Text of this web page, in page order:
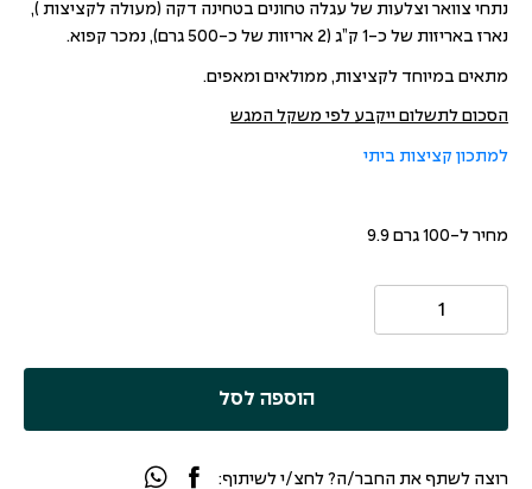
נתחי צוואר וצלעות של עגלה טחונים בטחינה דקה (מעולה לקציצות ),
נארז באריזות של כ-1 ק”ג (2 אריזות של כ-500 גרם), נמכר קפוא.
מתאים במיוחד לקציצות, ממולאים ומאפים.
הסכום לתשלום ייקבע לפי משקל המגש
למתכון קציצות ביתי
מחיר ל-100 גרם 9.9
הוספה לסל
רוצה לשתף את החבר/ה? לחצ/י לשיתוף: